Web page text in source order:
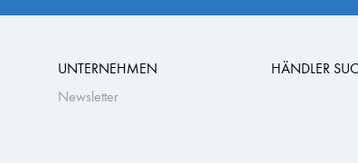
UNTERNEHMEN
Newsletter
HÄNDLER